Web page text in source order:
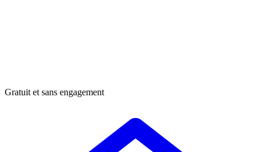
Gratuit et sans engagement